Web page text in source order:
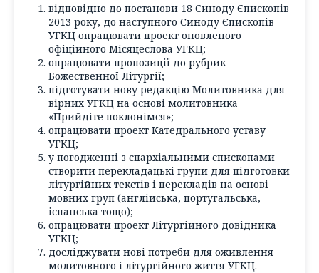
відповідно до постанови 18 Синоду Єпископів
2013 року, до наступного Синоду Єпископів
УГКЦ опрацювати проект оновленого
офіційного Місяцеслова УГКЦ;
опрацювати пропозиції до рубрик
Божественної Літургії;
підготувати нову редакцію Молитовника для
вірних УГКЦ на основі молитовника
«Прийдіте поклонімся»;
опрацювати проект Катедрального уставу
УГКЦ;
у погодженні з єпархіальними єпископами
створити перекладацькі групи для підготовки
літургійних текстів і перекладів на основі
мовних груп (англійська, португальська,
іспанська тощо);
опрацювати проект Літургійного довідника
УГКЦ;
досліджувати нові потреби для оживлення
молитовного і літургійного життя УГКЦ.